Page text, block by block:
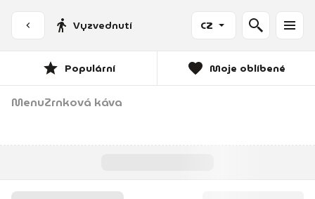
Vyzvednutí CZ
Populární Moje oblíbené
MenuZrnková káva